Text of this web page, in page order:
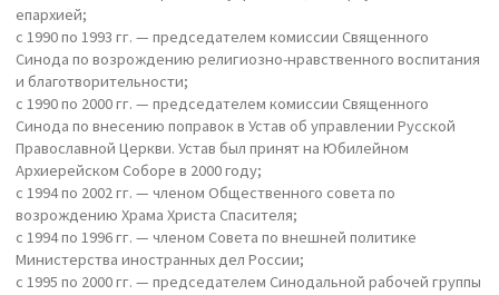
епархией;
с 1990 по 1993 гг. — председателем комиссии Священного
Синода по возрождению религиозно-нравственного воспитания
и благотворительности;
с 1990 по 2000 гг. — председателем комиссии Священного
Синода по внесению поправок в Устав об управлении Русской
Православной Церкви. Устав был принят на Юбилейном
Архиерейском Соборе в 2000 году;
с 1994 по 2002 гг. — членом Общественного совета по
возрождению Храма Христа Спасителя;
с 1994 по 1996 гг. — членом Совета по внешней политике
Министерства иностранных дел России;
с 1995 по 2000 гг. — председателем Синодальной рабочей группы